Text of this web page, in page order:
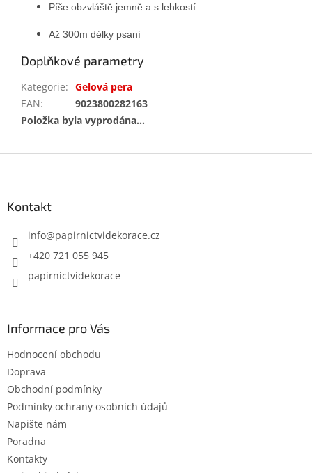
Píše obzvláště jemně a s lehkostí
Až 300m délky psaní
Doplňkové parametry
Kategorie: Gelová pera
EAN:
9023800282163
Položka byla vyprodána…
Kontakt
info@papirnictvidekorace.cz
+420 721 055 945
papirnictvidekorace
Informace pro Vás
Hodnocení obchodu
Doprava
Obchodní podmínky
Podmínky ochrany osobních údajů
Napište nám
Poradna
Kontakty